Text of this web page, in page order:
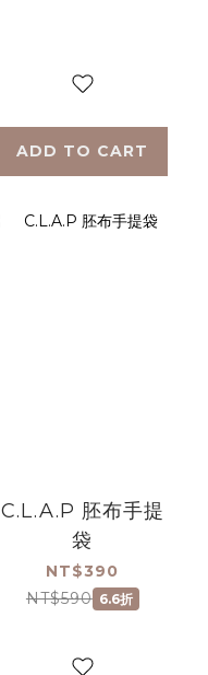
ADD TO CART
C.L.A.P 胚布手提
袋
NT$390
NT$590 6.6折